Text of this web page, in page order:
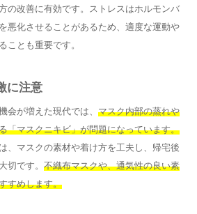
の改善に有効です。ストレスはホルモンバ
悪化させることがあるため、適度な運動や
ことも重要です。
に注意
会が増えた現代では、 マスク内部の蒸れや
「マスクニキビ」が問題になっています。
、マスクの素材や着け方を工夫し、帰宅後
切です。 不織布マスクや、通気性の良い素
すめします。